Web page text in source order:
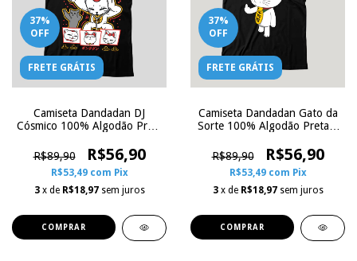
37%
OFF
FRETE GRÁTIS
Camiseta Dandadan DJ
Cósmico 100% Algodão Preta
R$89,90
R$56,90
R$53,49 com Pix
3 x de R$18,97 sem juros
COMPRAR
37%
OFF
FRETE GRÁTIS
Camiseta Dandadan Gato da
Sorte 100% Algodão Preta |
R$89,90
R$56,90
R$53,49 com Pix
3 x de R$18,97 sem juros
COMPRAR